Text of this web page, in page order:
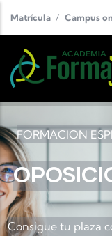
Matrícula Campus
Consigue tu plaza
FORMACION